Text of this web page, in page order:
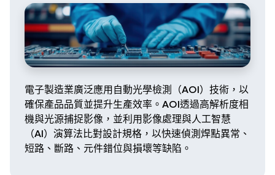
電子製造業廣泛應用自動光學檢測（AOI）技術，以
確保產品品質並提升生產效率。AOI透過高解析度相
機與光源捕捉影像，並利用影像處理與人工智慧
（AI）演算法比對設計規格，以快速偵測焊點異常、
短路、斷路、元件錯位與損壞等缺陷。